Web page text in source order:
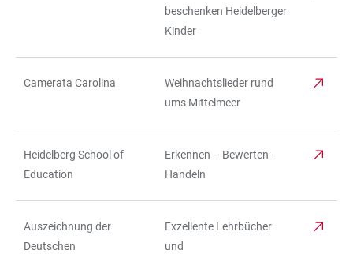
beschenken Heidelberger
Kinder
Camerata Carolina
Weihnachtslieder rund
ums Mittelmeer
Heidelberg School of
Education
Erkennen – Bewerten –
Handeln
Auszeichnung der
Deutschen
Exzellente Lehrbücher
und